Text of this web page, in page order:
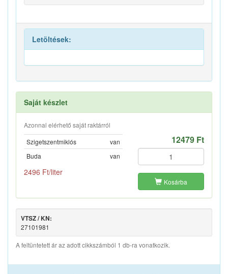
Letöltések:
Saját készlet
Azonnal elérhető saját raktárról
Szigetszentmiklós
van
Buda
van
2496 Ft/liter
12479 Ft
Kosárba
VTSZ / KN:
27101981
A feltüntetett ár az adott cikkszámból 1 db-ra vonatkozik.